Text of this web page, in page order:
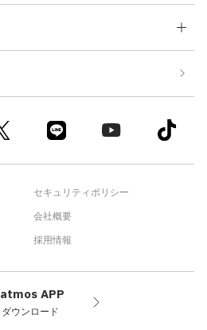
セキュリティポリシー
会社概要
採用情報
atmos APP
ダウンロード